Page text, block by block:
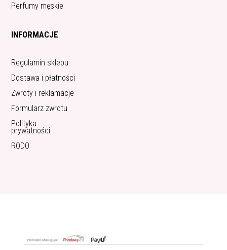
Perfumy męskie
INFORMACJE
Regulamin sklepu
Dostawa i płatności
Zwroty i reklamacje
Formularz zwrotu
Polityka
prywatności
RODO